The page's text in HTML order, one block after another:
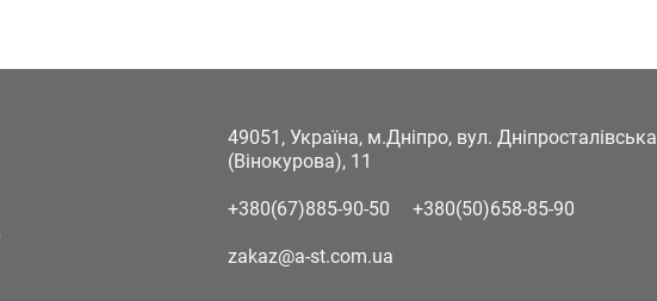
49051, Україна, м.Дніпро, вул. Дніпросталівська
(Вінокурова), 11
+380(67)885-90-50 +380(50)658-85-90
zakaz@a-st.com.ua